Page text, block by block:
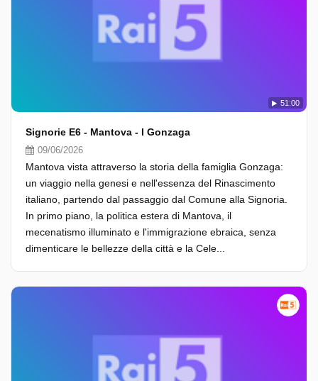
51:00
Signorie E6 - Mantova - I Gonzaga
09/06/2026
Mantova vista attraverso la storia della famiglia Gonzaga:
un viaggio nella genesi e nell'essenza del Rinascimento
italiano, partendo dal passaggio dal Comune alla Signoria.
In primo piano, la politica estera di Mantova, il
mecenatismo illuminato e l'immigrazione ebraica, senza
dimenticare le bellezze della città e la Cele...